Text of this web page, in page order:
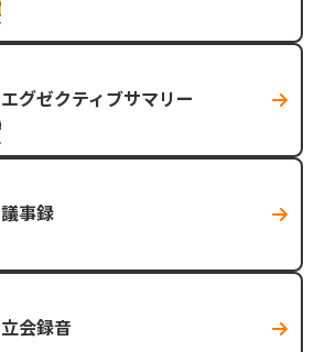
エグゼクティブサマリー
議事録
立会録音